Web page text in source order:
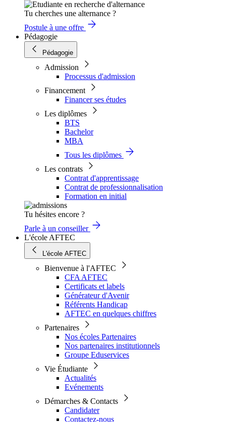
Tu cherches une alternance ?
Postule à une offre
Pédagogie
Pédagogie
Admission
Processus d'admission
Financement
Financer ses études
Les diplômes
BTS
Bachelor
MBA
Tous les diplômes
Les contrats
Contrat d'apprentissage
Contrat de professionnalisation
Formation en initial
Tu hésites encore ?
Parle à un conseiller
L'école AFTEC
L'école AFTEC
Bienvenue à l'AFTEC
CFA AFTEC
Certificats et labels
Générateur d'Avenir
Référents Handicap
AFTEC en quelques chiffres
Partenaires
Nos écoles Partenaires
Nos partenaires institutionnels
Groupe Eduservices
Vie Étudiante
Actualités
Evénements
Démarches & Contacts
Candidater
Contactez-nous